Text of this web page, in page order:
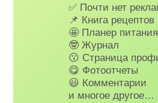
✅ Почти нет
📌 Книга рецептов
🤩 Планер питания
🤓 Журнал
😗 Страница
😋 Фотоотчеты
😃 Комментарии
и многое другое…